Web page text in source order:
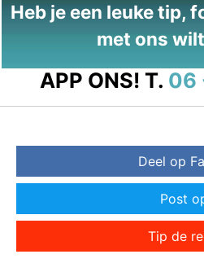
Heb je een leuke tip,
met ons
APP ONS! T. 06
Deel op
Post
Tip de